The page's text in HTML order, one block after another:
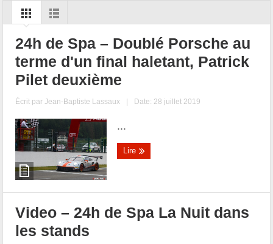
24h de Spa – Doublé Porsche au
terme d'un final haletant, Patrick
Pilet deuxième
Écrit parJean-Baptiste Lassaux | Date: 28 juillet 2019
...
Lire
Video – 24h de Spa La Nuit dans
les stands